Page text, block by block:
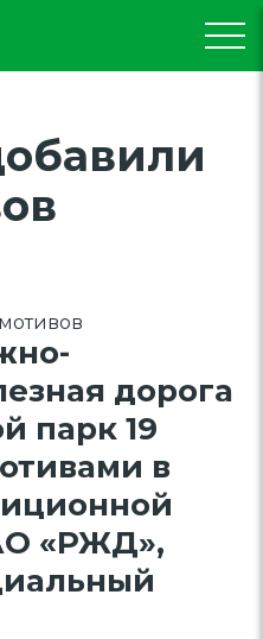
дорога
парк 19
в
«РЖД»,